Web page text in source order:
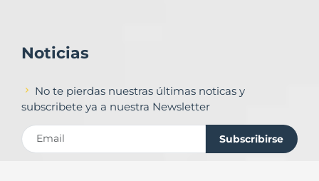
Noticias
No te pierdas nuestras últimas noticas y
subscribete ya a nuestra Newsletter
Subscribirse